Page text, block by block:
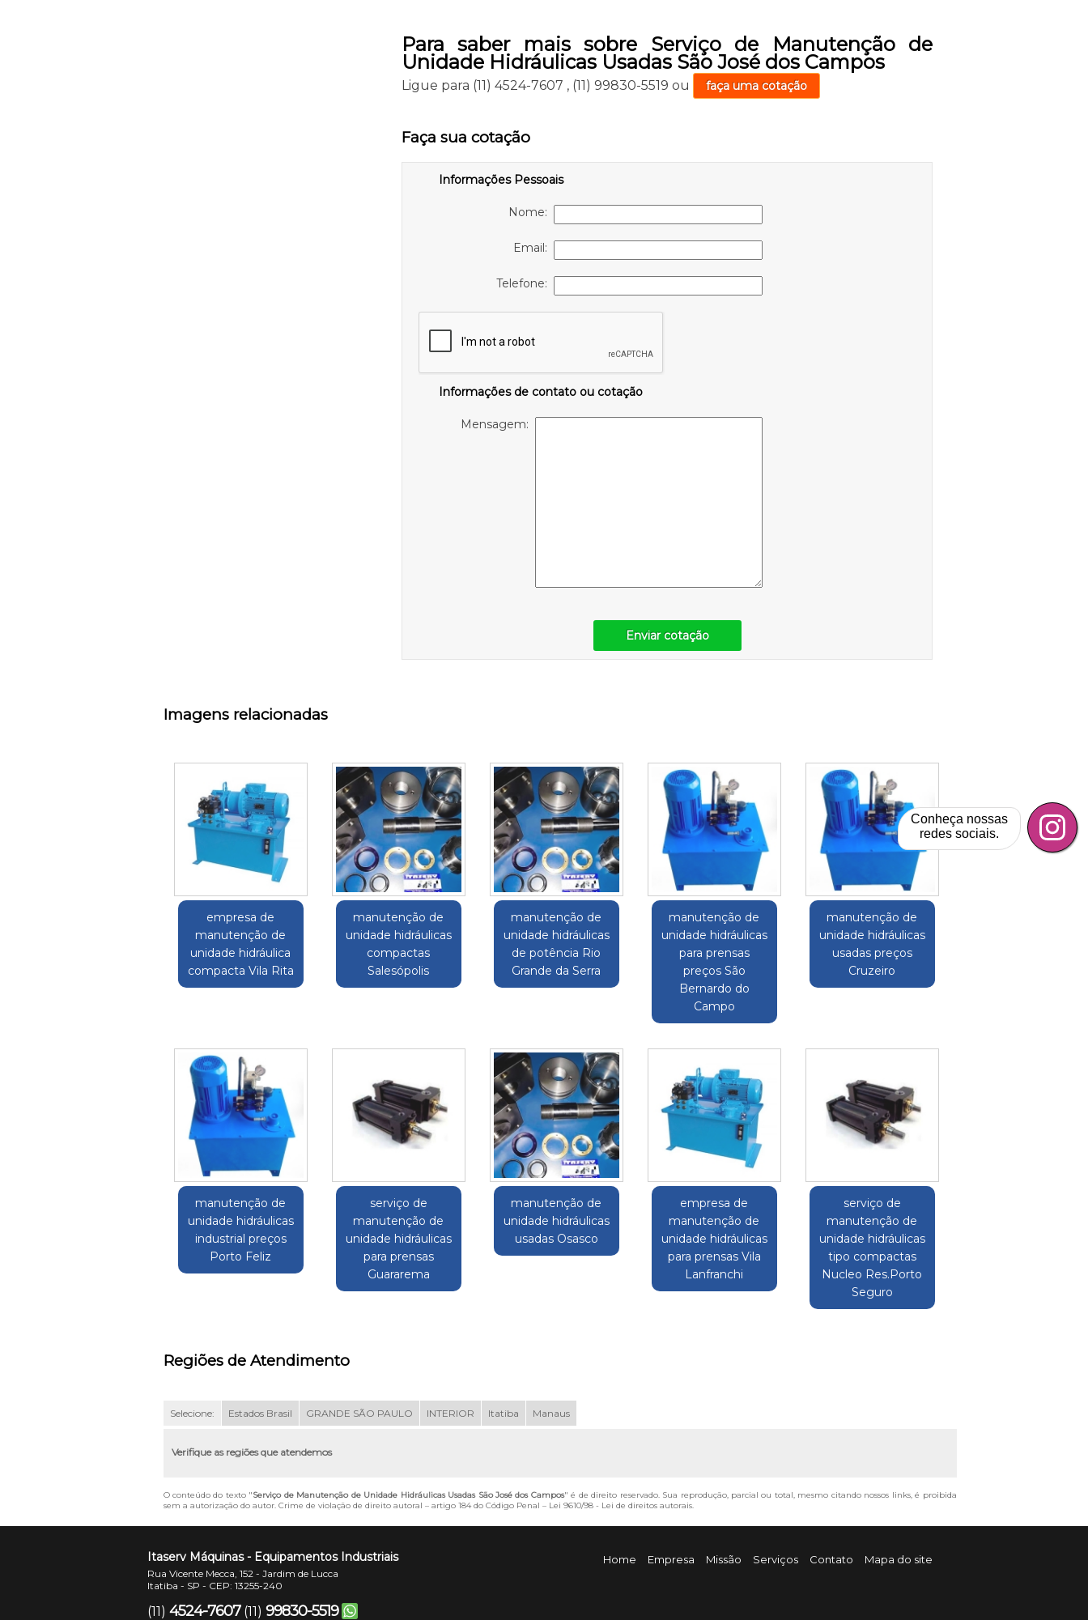
Para saber mais sobre Serviço de Manutenção de
Unidade Hidráulicas Usadas São José dos Campos
Ligue para (11) 4524-7607 , (11) 99830-5519 ou faça uma cotação
Faça sua cotação
Informações Pessoais
Nome:
Email:
Telefone:
Informações de contato ou cotação
Mensagem:
Enviar cotação
Imagens relacionadas
empresa de
manutenção de
unidade hidráulica
compacta Vila Rita
manutenção de
unidade hidráulicas
compactas
Salesópolis
manutenção de
unidade hidráulicas
de potência Rio
Grande da Serra
manutenção de
unidade hidráulicas
para prensas
preços São
Bernardo do
Campo
manutenção de
unidade hidráulicas
usadas preços
Cruzeiro
manutenção de
unidade hidráulicas
industrial preços
Porto Feliz
serviço de
manutenção de
unidade hidráulicas
para prensas
Guararema
manutenção de
unidade hidráulicas
usadas Osasco
empresa de
manutenção de
unidade hidráulicas
para prensas Vila
Lanfranchi
serviço de
manutenção de
unidade hidráulicas
tipo compactas
Nucleo Res.Porto
Seguro
Regiões de Atendimento
Selecione: Estados Brasil GRANDE SÃO PAULO INTERIOR Itatiba Manaus
Verifique as regiões que atendemos
O conteúdo do texto "Serviço de Manutenção de Unidade Hidráulicas Usadas São José dos Campos" é de direito reservado. Sua reprodução, parcial ou total, mesmo citando nossos links, é proibida
sem a autorização do autor. Crime de violação de direito autoral – artigo 184 do Código Penal – Lei 9610/98 - Lei de direitos autorais.
Itaserv Máquinas - Equipamentos Industriais
Rua Vicente Mecca, 152 - Jardim de Lucca
Itatiba - SP - CEP: 13255-240
(11) 4524-7607 (11) 99830-5519
Home Empresa Missão Serviços Contato Mapa do site
Conheça nossas
redes sociais.